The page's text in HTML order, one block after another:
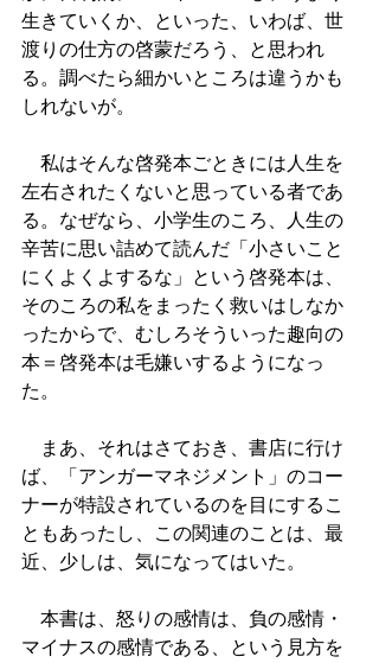
生きていくか、といった、いわば、世
渡りの仕方の啓蒙だろう、と思われ
る。調べたら細かいところは違うかも
しれないが。
私はそんな啓発本ごときには人生を
左右されたくないと思っている者であ
る。なぜなら、小学生のころ、人生の
辛苦に思い詰めて読んだ「小さいこと
にくよくよするな」という啓発本は、
そのころの私をまったく救いはしなか
ったからで、むしろそういった趣向の
本＝啓発本は毛嫌いするようになっ
た。
まあ、それはさておき、書店に行け
ば、「アンガーマネジメント」のコー
ナーが特設されているのを目にするこ
ともあったし、この関連のことは、最
近、少しは、気になってはいた。
本書は、怒りの感情は、負の感情・
マイナスの感情である、という見方を